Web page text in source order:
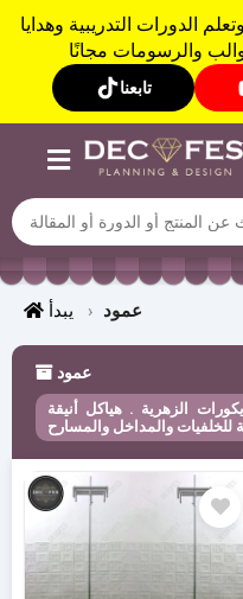
الدورات التدريبية وهدايا
والرسومات مجانًا
تابعنا
يبدأ عمود
عمود
الزهرية . هياكل أنيقة